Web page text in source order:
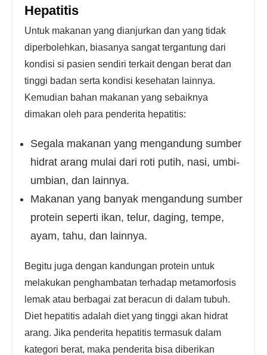
Hepatitis
Untuk makanan yang dianjurkan dan yang tidak
diperbolehkan, biasanya sangat tergantung dari
kondisi si pasien sendiri terkait dengan berat dan
tinggi badan serta kondisi kesehatan lainnya.
Kemudian bahan makanan yang sebaiknya
dimakan oleh para penderita hepatitis:
Segala makanan yang mengandung sumber
hidrat arang mulai dari roti putih, nasi, umbi-
umbian, dan lainnya.
Makanan yang banyak mengandung sumber
protein seperti ikan, telur, daging, tempe,
ayam, tahu, dan lainnya.
Begitu juga dengan kandungan protein untuk
melakukan penghambatan terhadap metamorfosis
lemak atau berbagai zat beracun di dalam tubuh.
Diet hepatitis adalah diet yang tinggi akan hidrat
arang. Jika penderita hepatitis termasuk dalam
kategori berat, maka penderita bisa diberikan